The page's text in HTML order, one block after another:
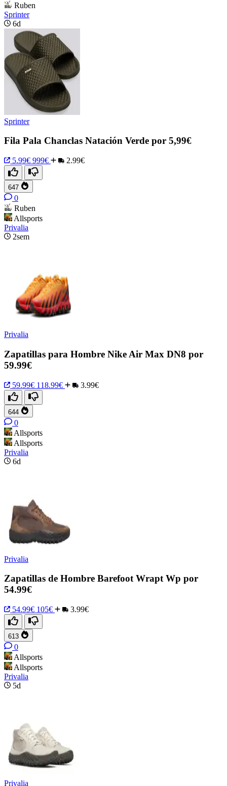
Ruben
Sprinter
6d
Sprinter
Fila Pala Chanclas Natación Verde por 5,99€
5.99€ 999€ 2.99€
647
0
Ruben
Allsports
Privalia
2sem
Privalia
Zapatillas para Hombre Nike Air Max DN8 por
59.99€
59.99€ 118.99€ 3.99€
644
0
Allsports
Allsports
Privalia
6d
Privalia
Zapatillas de Hombre Barefoot Wrapt Wp por
54.99€
54.99€ 105€ 3.99€
613
0
Allsports
Allsports
Privalia
5d
Privalia